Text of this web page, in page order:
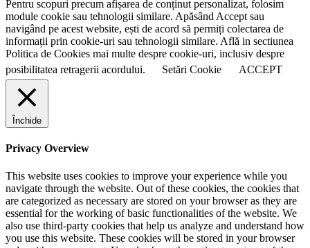
Pentru scopuri precum afișarea de conținut personalizat, folosim
module cookie sau tehnologii similare. Apăsând Accept sau
navigând pe acest website, ești de acord să permiți colectarea de
informații prin cookie-uri sau tehnologii similare. Află in sectiunea
Politica de Cookies mai multe despre cookie-uri, inclusiv despre
posibilitatea retragerii acordului.
Setări Cookie ACCEPT
Închide
Privacy Overview
This website uses cookies to improve your experience while you
navigate through the website. Out of these cookies, the cookies that
are categorized as necessary are stored on your browser as they are
essential for the working of basic functionalities of the website. We
also use third-party cookies that help us analyze and understand how
you use this website. These cookies will be stored in your browser